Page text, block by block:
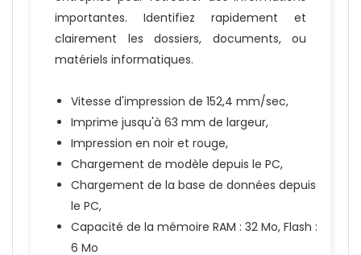
importantes. Identifiez rapidement et
clairement les dossiers, documents, ou
matériels informatiques.
Vitesse d'impression de 152,4 mm/sec,
Imprime jusqu'à 63 mm de largeur,
Impression en noir et rouge,
Chargement de modèle depuis le PC,
Chargement de la base de données depuis
le PC,
Capacité de la mémoire RAM : 32 Mo, Flash :
6 Mo